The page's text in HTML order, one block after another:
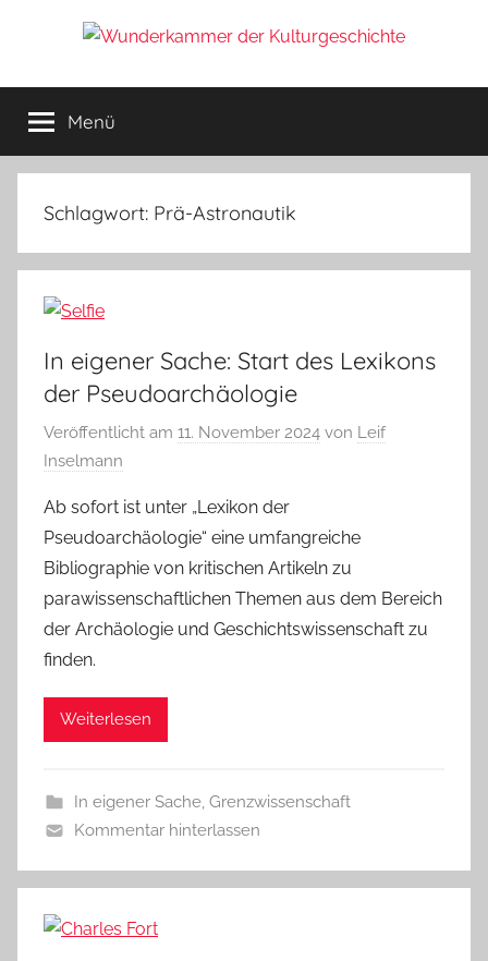
Wunderkammer
der
Kulturgeschichte
Geschichte
&
Archäologie
Menü
Schlagwort: Prä-Astronautik
In eigener Sache: Start des Lexikons
der Pseudoarchäologie
Veröffentlicht am 11. November 2024 von Leif
Inselmann
Ab sofort ist unter „Lexikon der
Pseudoarchäologie“ eine umfangreiche
Bibliographie von kritischen Artikeln zu
parawissenschaftlichen Themen aus dem Bereich
der Archäologie und Geschichtswissenschaft zu
finden.
Weiterlesen
In eigener Sache, Grenzwissenschaft
Kommentar hinterlassen